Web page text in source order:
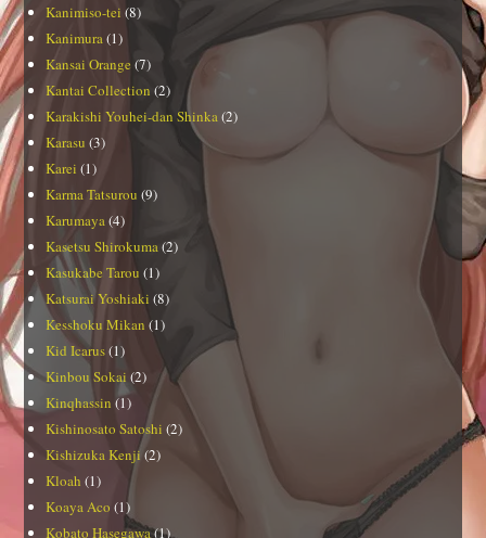
Kanimiso-tei (8)
Kanimura(1)
Kansai Orange(7)
Kantai Collection (2)
Karakishi Youhei-dan Shinka(2)
Karasu (3)
Karei (1)
Karma Tatsurou (9)
Karumaya(4)
Kasetsu Shirokuma(2)
Kasukabe Tarou (1)
Katsurai Yoshiaki (8)
Kesshoku Mikan (1)
Kid Icarus(1)
Kinbou Sokai (2)
Kinqhassin (1)
Kishinosato Satoshi (2)
Kishizuka Kenji (2)
Kloah (1)
Koaya Aco (1)
Kobato Hasegawa(1)